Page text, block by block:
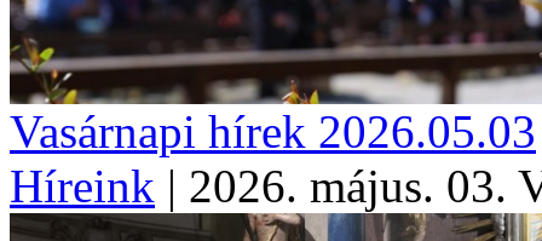
Vasárnapi hírek 2026.05.03
Híreink | 2026. május. 03.